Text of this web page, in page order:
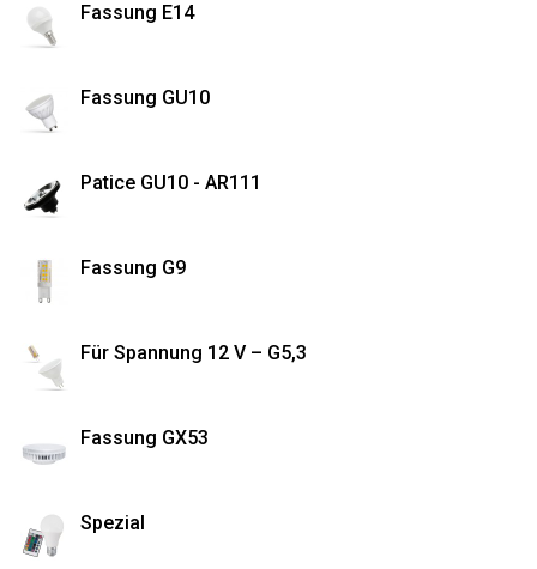
Fassung E14
Fassung GU10
Patice GU10 - AR111
Fassung G9
Für Spannung 12 V – G5,3
Fassung GX53
Spezial